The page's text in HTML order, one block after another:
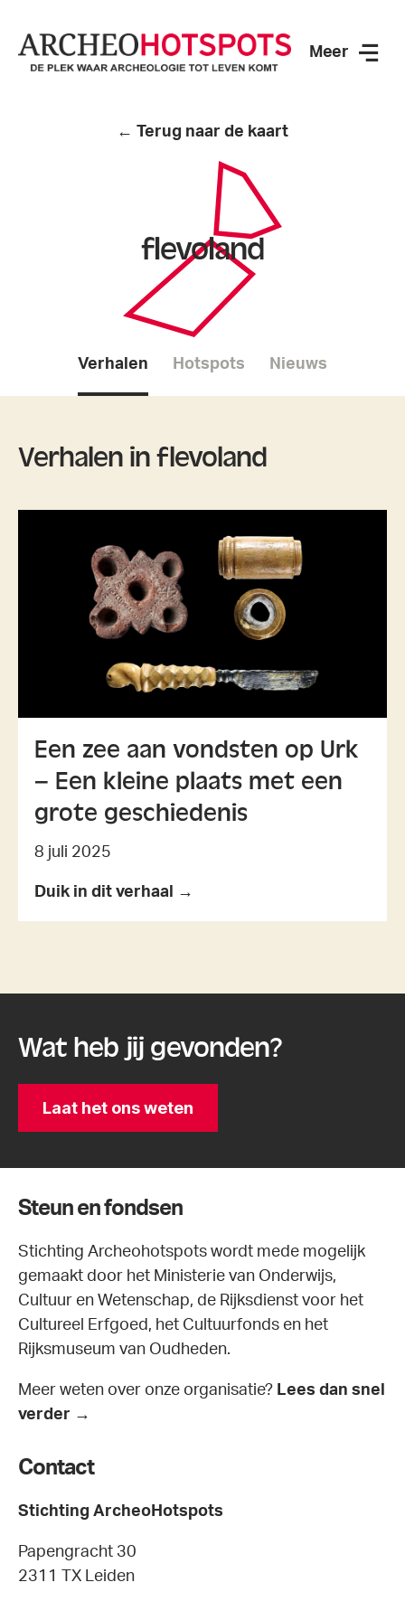
Meer
← Terug naar de kaart
flevoland
Verhalen Hotspots Nieuws
Verhalen in flevoland
Een zee aan vondsten op Urk
– Een kleine plaats met een
grote geschiedenis
8 juli 2025
Duik in dit verhaal →
Wat heb jij gevonden?
Laat het ons weten
Steun en fondsen
Stichting Archeohotspots wordt mede mogelijk
gemaakt door het Ministerie van Onderwijs,
Cultuur en Wetenschap, de Rijksdienst voor het
Cultureel Erfgoed, het Cultuurfonds en het
Rijksmuseum van Oudheden.
Meer weten over onze organisatie? Lees dan snel
verder →
Contact
Stichting ArcheoHotspots
Papengracht 30
2311 TX Leiden